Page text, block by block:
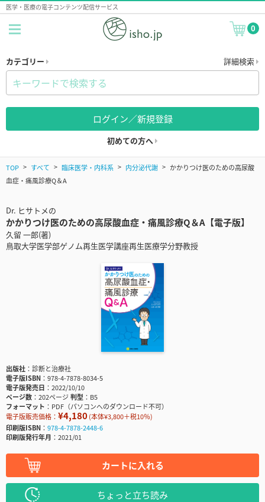
医学・医療の電子コンテンツ配信サービス
0
カテゴリー 詳細検索
ログイン／新規登録
初めての方へ
TOP すべて 臨床医学・内科系 内分泌代謝
かかりつけ医のための高尿酸
血症・痛風診療Q＆A
Dr. ヒサトメの
かかりつけ医のための高尿酸血症・痛風診療Q＆A【電子版】
久留 一郎(著)
鳥取大学医学部ゲノム再生医学講座再生医療学分野教授
出版社
診断と治療社
電子版ISBN
978-4-7878-8034-5
電子版発売日
2022/10/10
ページ数
202ページ判型
B5
フォーマット
PDF（パソコンへのダウンロード不可）
電子版販売価格： ¥4,180(本体¥3,800＋税10％)
印刷版ISBN
978-4-7878-2448-6
印刷版発行年月
2021/01
カートに入れる
ちょっと立ち読み